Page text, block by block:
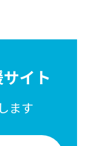
イト
ます